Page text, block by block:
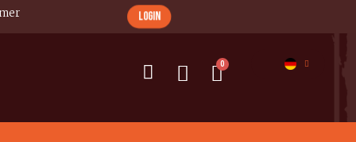
login